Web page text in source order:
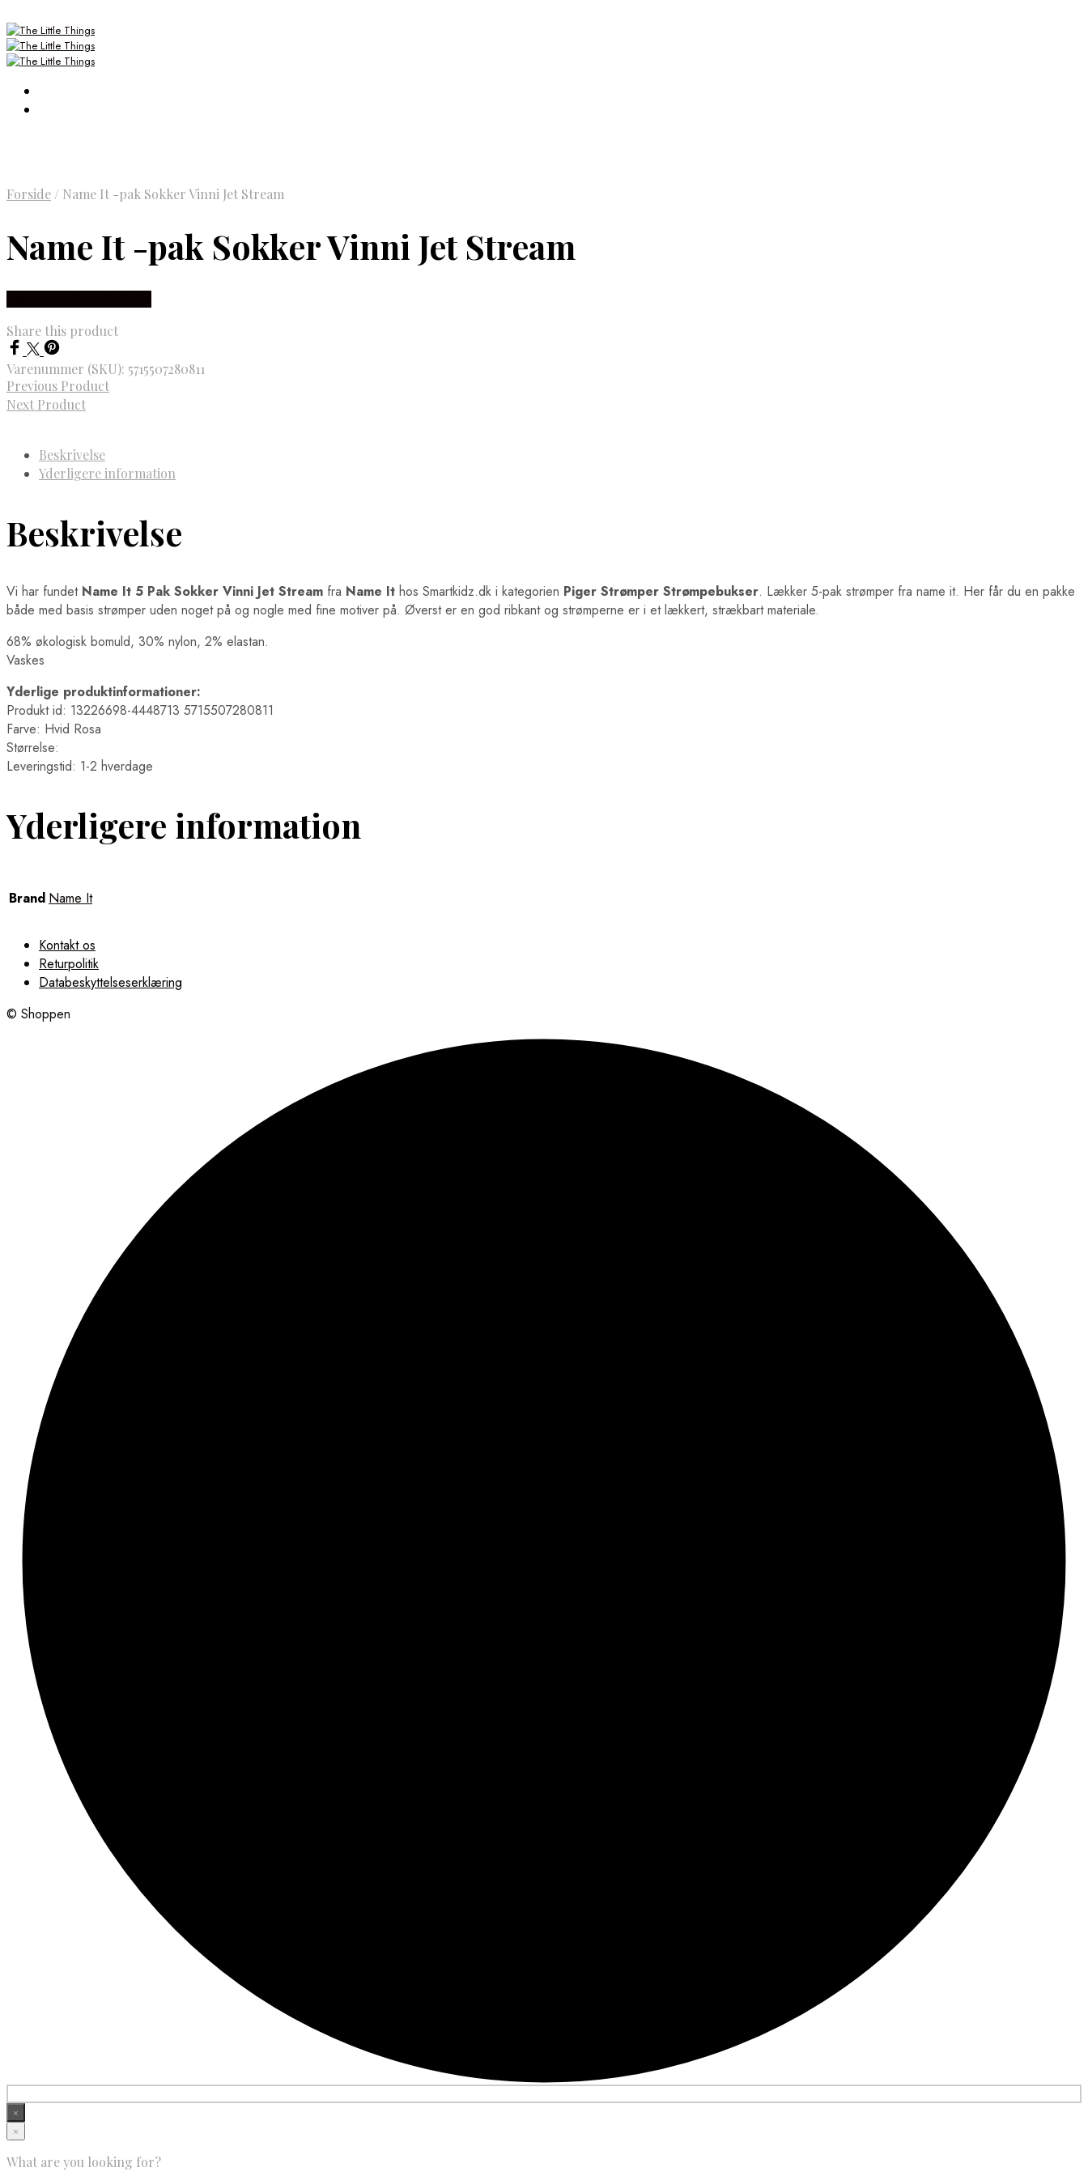
Forside / Name It -pak Sokker Vinni Jet Stream
Name It -pak Sokker Vinni Jet Stream
Share this product
Varenummer (SKU): 5715507280811
Previous Product
Next Product
Beskrivelse
Yderligere information
Beskrivelse
Vi har fundet Name It 5 Pak Sokker Vinni Jet Stream fra Name It hos Smartkidz.dk i kategorien Piger Strømper Strømpebukser. Lækker 5-pak strømper fra name it. Her får du en pakke
både med basis strømper uden noget på og nogle med fine motiver på. Øverst er en god ribkant og strømperne er i et lækkert, strækbart materiale.
68% økologisk bomuld, 30% nylon, 2% elastan.
Vaskes
Yderlige produktinformationer:
Produkt id: 13226698-4448713 5715507280811
Farve: Hvid Rosa
Størrelse:
Leveringstid: 1-2 hverdage
Yderligere information
Brand Name It
Kontakt os
Returpolitik
Databeskyttelseserklæring
© Shoppen
×
×
What are you looking for?